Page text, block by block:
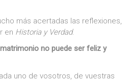
más acertadas las reflexiones,
en Historia y Verdad.
no puede ser feliz y
uno de vosotros, de vuestras